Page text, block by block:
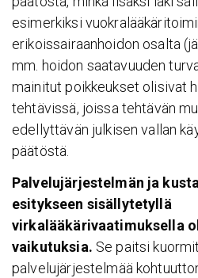
esimerkiksi
erikoissairaanhoidon osalta
mm. hoidon saatavuuden
mainitut poikkeukset olisivat
tehtävissä, joissa tehtävän
edellyttävän julkisen vallan
päätöstä.
Palvelujärjestelmän ja
esitykseen sisällytetyllä
virkalääkärivaatimuksella
vaikutuksia. Se paitsi
palvelujärjestelmää